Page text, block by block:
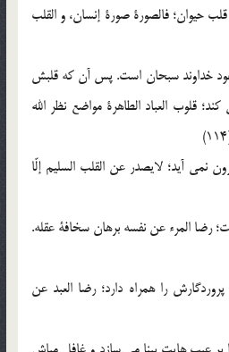
حيوان؛ فالصورة صورة إنسان، و القلب
خداوند سبحان است. پس آن که قلبش
قلوب العباد الطاهرة مواضع نظر الله
نمي آيد؛ لايصدر عن القلب السليم إلّا
المرء عن نفسه برهان سخافة عقله.
را همراه دارد؛ رضا العبد عن